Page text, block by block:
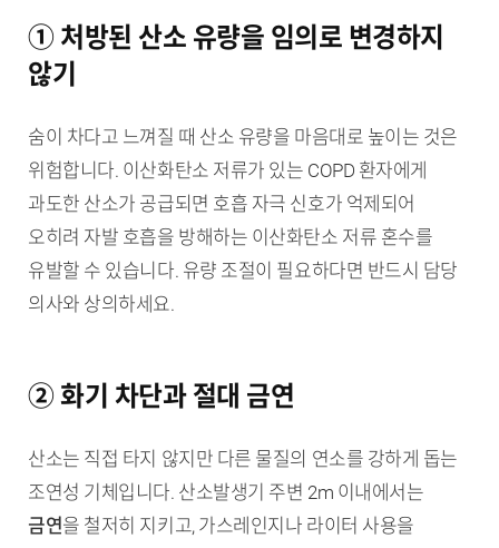
① 처방된 산소 유량을 임의로 변경하지
않기
숨이 차다고 느껴질 때 산소 유량을 마음대로 높이는 것은
위험합니다. 이산화탄소 저류가 있는 COPD 환자에게
과도한 산소가 공급되면 호흡 자극 신호가 억제되어
오히려 자발 호흡을 방해하는 이산화탄소 저류 혼수를
유발할 수 있습니다. 유량 조절이 필요하다면 반드시 담당
의사와 상의하세요.
② 화기 차단과 절대 금연
산소는 직접 타지 않지만 다른 물질의 연소를 강하게 돕는
조연성 기체입니다. 산소발생기 주변 2m 이내에서는
금연을 철저히 지키고, 가스레인지나 라이터 사용을